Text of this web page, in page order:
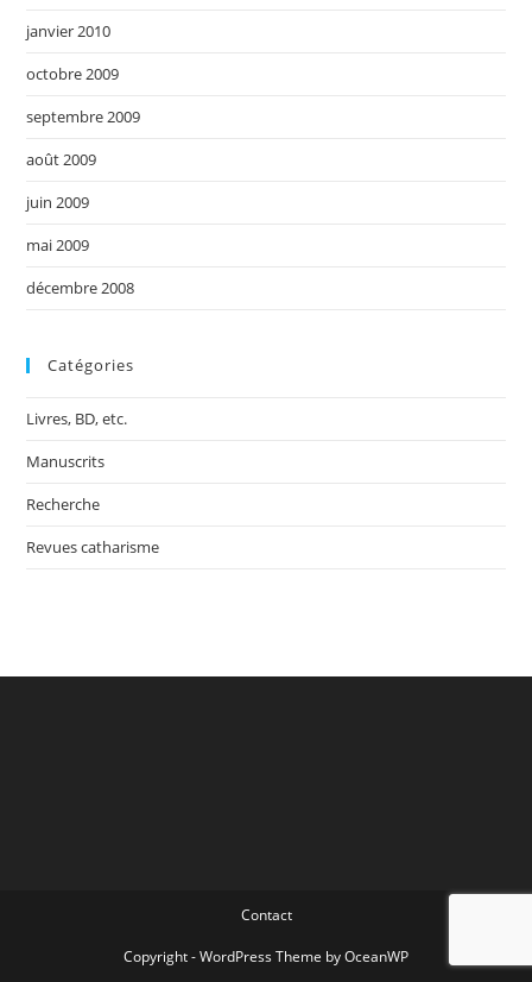
janvier 2010
octobre 2009
septembre 2009
août 2009
juin 2009
mai 2009
décembre 2008
Catégories
Livres, BD, etc.
Manuscrits
Recherche
Revues catharisme
Contact
Copyright - WordPress Theme by OceanWP